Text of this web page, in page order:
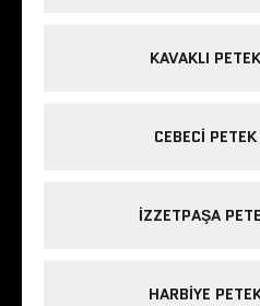
KAVAKLI
CEBECI
IZZETPAŞA
HARBIYE